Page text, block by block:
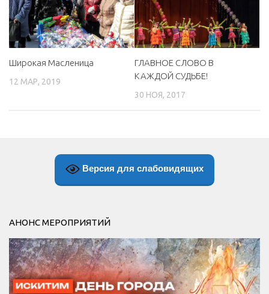
Широкая Масленица
12 МАР, 2019
ГЛАВНОЕ СЛОВО В
КАЖДОЙ СУДЬБЕ!
30 НОЯ, 2017
Версия для слабовидящих
АНОНС МЕРОПРИЯТИЙ